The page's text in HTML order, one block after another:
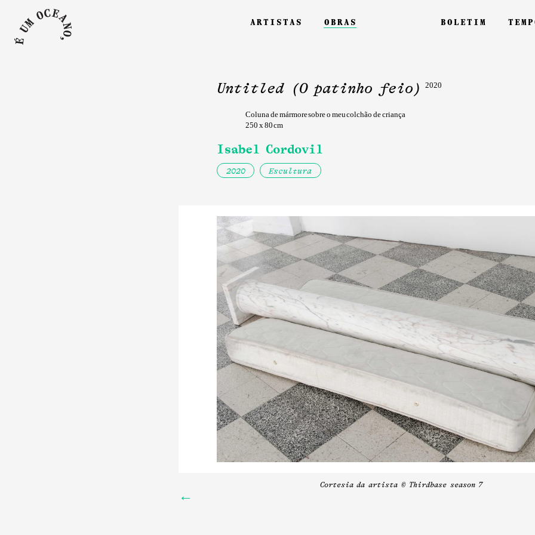
artistas obras boletim
Untitled (O patinho feio) 2020
Coluna de mármore sobre o meu colchão de criança
250 x 80 cm
Isabel Cordovil
2020 Escultura
Cortesia da artista © Thirdbase season 7
←